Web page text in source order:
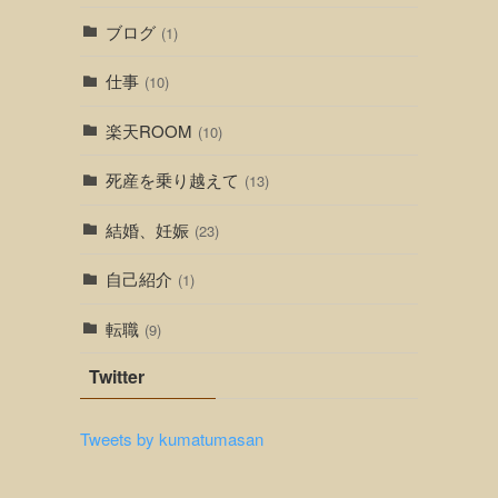
ブログ (1)
仕事 (10)
楽天ROOM (10)
死産を乗り越えて (13)
結婚、妊娠 (23)
自己紹介 (1)
転職 (9)
Twitter
Tweets by kumatumasan